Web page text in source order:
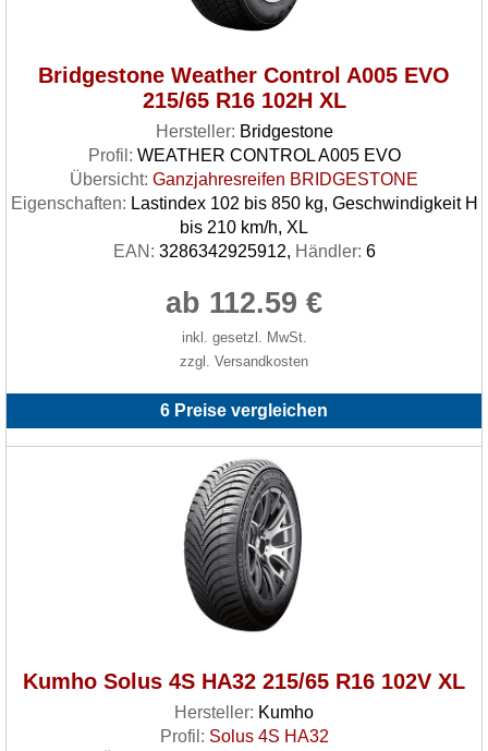
Bridgestone Weather Control A005 EVO
215/65 R16 102H XL
Hersteller: Bridgestone
Profil: WEATHER CONTROL A005 EVO
Übersicht: Ganzjahresreifen BRIDGESTONE
Eigenschaften: Lastindex 102 bis 850 kg, Geschwindigkeit H
bis 210 km/h, XL
EAN: 3286342925912, Händler: 6
ab 112.59 €
inkl. gesetzl. MwSt.
zzgl. Versandkosten
6 Preise vergleichen
Kumho Solus 4S HA32 215/65 R16 102V XL
Hersteller: Kumho
Profil: Solus 4S HA32